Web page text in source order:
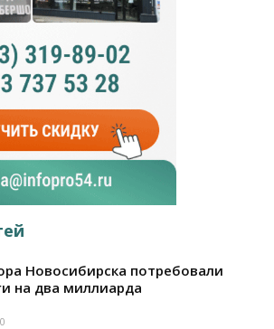
Новосибирска потребовали
на два миллиарда